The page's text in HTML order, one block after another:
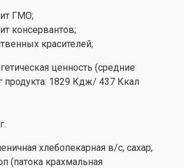
ГМО;
консервантов;
красителей;
ценность (средние
продукта: 1829 Кдж/ 437 Ккал
хлебопекарная в/с, сахар,
(патока крахмальная